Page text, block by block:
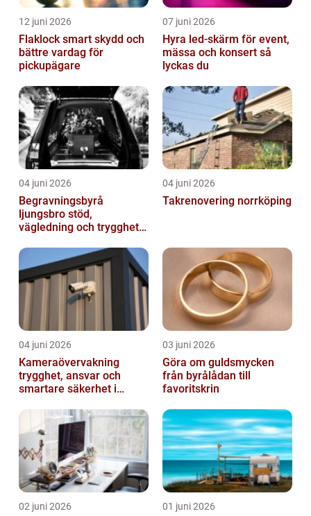
12 juni 2026
Flaklock smart skydd och
bättre vardag för
pickupägare
07 juni 2026
Hyra led-skärm för event,
mässa och konsert så
lyckas du
04 juni 2026
Begravningsbyrå
ljungsbro stöd,
vägledning och trygghet
04 juni 2026
Takrenovering norrköping
04 juni 2026
Kameraövervakning
trygghet, ansvar och
smartare säkerhet i
03 juni 2026
Göra om guldsmycken
från byrålådan till
favoritskrin
02 juni 2026 01 juni 2026